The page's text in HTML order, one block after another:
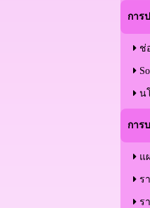
การ
ช่
น
การ
แ
รา
รา